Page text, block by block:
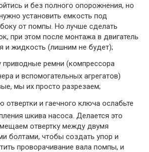
и без полного опорожнения, но
установить емкость под
от помпы. Но лучше сделать
при этом после монтажа в двигатель
и жидкость (лишним не будет);
приводные ремни (компрессора
и вспомогательных агрегатов)
мы их просто разрезаем;
и гаечного ключа ослабьте
шкива насоса. Делается это
отвертку между двумя
болтами, чтобы создать упор и
проворачивание вала помпы, и